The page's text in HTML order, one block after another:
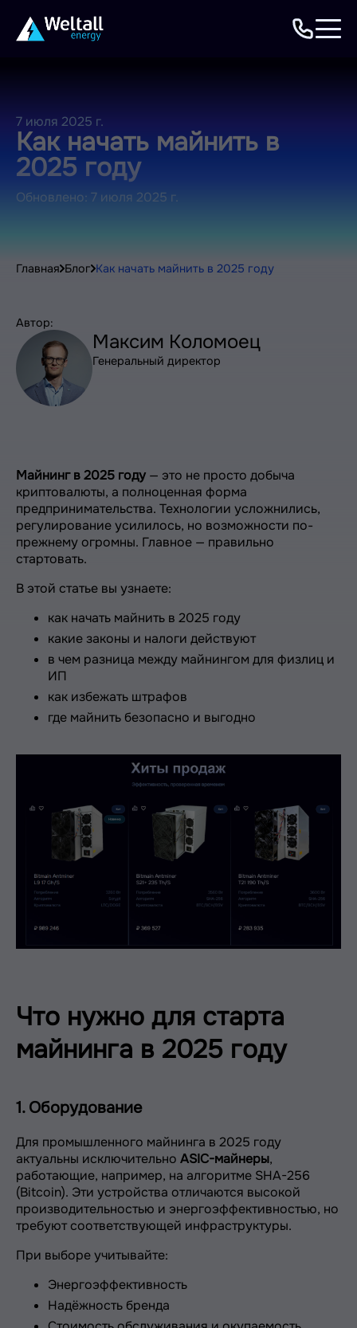
7 июля 2025 г.
Как начать майнить в
2025 году
Обновлено: 7 июля 2025 г.
Главная Блог Как начать майнить в 2025 году
Автор:
Максим Коломоец
Генеральный директор
Майнинг в 2025 году — это не просто добыча
криптовалюты, а полноценная форма
предпринимательства. Технологии усложнились,
регулирование усилилось, но возможности по-
прежнему огромны. Главное — правильно
стартовать.
В этой статье вы узнаете:
как начать майнить в 2025 году
какие законы и налоги действуют
в чем разница между майнингом для физлиц и
ИП
как избежать штрафов
где майнить безопасно и выгодно
Что нужно для старта
майнинга в 2025 году
1. Оборудование
Для промышленного майнинга в 2025 году
актуальны исключительно ASIC-майнеры,
работающие, например, на алгоритме SHA-256
(Bitcoin). Эти устройства отличаются высокой
производительностью и энергоэффективностью, но
требуют соответствующей инфраструктуры.
При выборе учитывайте:
Энергоэффективность
Надёжность бренда